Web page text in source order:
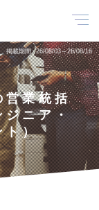
掲載期間 26/08/03～26/08/16
営業統括
ジニア・
ト）